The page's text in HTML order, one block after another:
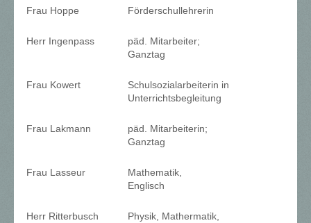
Frau Hoppe Förderschullehrerin
Herr Ingenpass
päd. Mitarbeiter;
Ganztag
Frau Kowert
Schulsozialarbeiterin in
Unterrichtsbegleitung
Frau Lakmann
päd. Mitarbeiterin;
Ganztag
Frau Lasseur
Mathematik,
Englisch
Herr Ritterbusch
Physik, Mathermatik,